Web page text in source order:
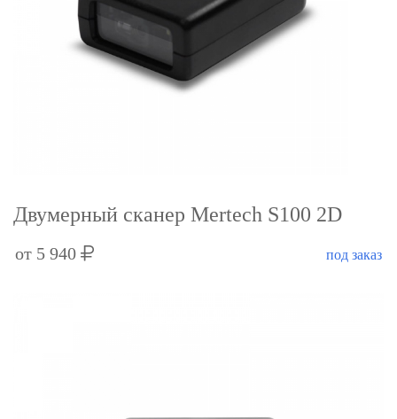
Двумерный сканер Mertech S100 2D
от 5 940 под заказ